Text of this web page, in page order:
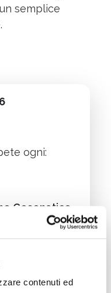
contenuti ed
semplice
ogni:
Cesenatico
con